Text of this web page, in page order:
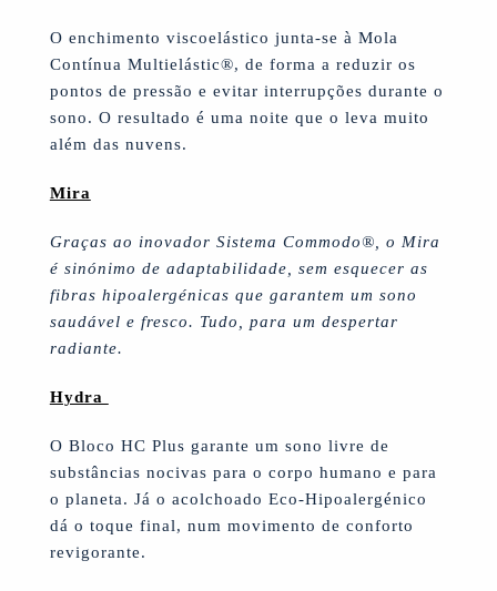
O enchimento viscoelástico junta-se à Mola
Contínua Multielástic®, de forma a reduzir os
pontos de pressão e evitar interrupções durante o
sono. O resultado é uma noite que o leva muito
além das nuvens.
Mira
Graças ao inovador Sistema Commodo®, o Mira
é sinónimo de adaptabilidade, sem esquecer as
fibras hipoalergénicas que garantem um sono
saudável e fresco. Tudo, para um despertar
radiante.
Hydra
O Bloco HC Plus garante um sono livre de
substâncias nocivas para o corpo humano e para
o planeta. Já o acolchoado Eco-Hipoalergénico
dá o toque final, num movimento de conforto
revigorante.